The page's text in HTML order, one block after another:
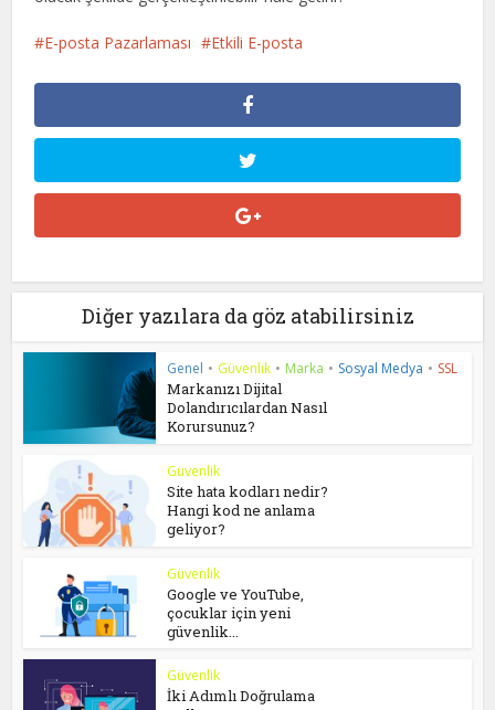
E-posta Pazarlaması Etkili E-posta
Diğer yazılara da göz atabilirsiniz
Genel • Güvenlik • Marka • Sosyal Medya • SSL
Markanızı Dijital
Dolandırıcılardan Nasıl
Korursunuz?
Güvenlik
Site hata kodları nedir?
Hangi kod ne anlama
geliyor?
Güvenlik
Google ve YouTube,
çocuklar için yeni
güvenlik...
Güvenlik
İki Adımlı Doğrulama